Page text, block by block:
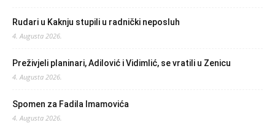
Rudari u Kaknju stupili u radnički neposluh
4. Augusta 2026.
Preživjeli planinari, Adilović i Vidimlić, se vratili u Zenicu
4. Augusta 2026.
Spomen za Fadila Imamovića
4. Augusta 2026.